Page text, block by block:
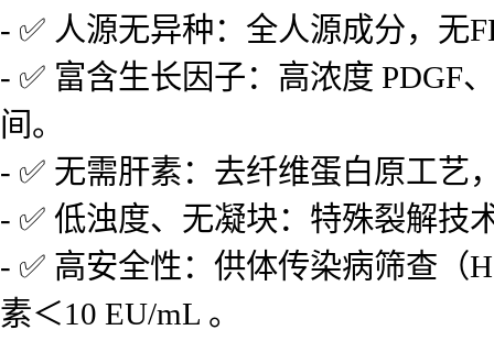
- ✅ 人源无异种：全人源成分，无
- ✅ 富含生长因子：高浓度 PDGF
间。
- ✅ 无需肝素：去纤维蛋白原工艺
- ✅ 低浊度、无凝块：特殊裂解技
- ✅ 高安全性：供体传染病筛查
素＜10 EU/mL 。